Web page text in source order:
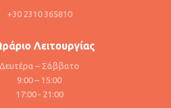
+30 2310 365810
Λειτουργίας
Δευτέρα – Σάββατο
9:00 – 15:00
17:00 - 21:00